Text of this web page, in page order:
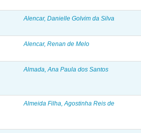
Alencar, Danielle Golvim da Silva
Alencar, Renan de Melo
Almada, Ana Paula dos Santos
Almeida Filha, Agostinha Reis de